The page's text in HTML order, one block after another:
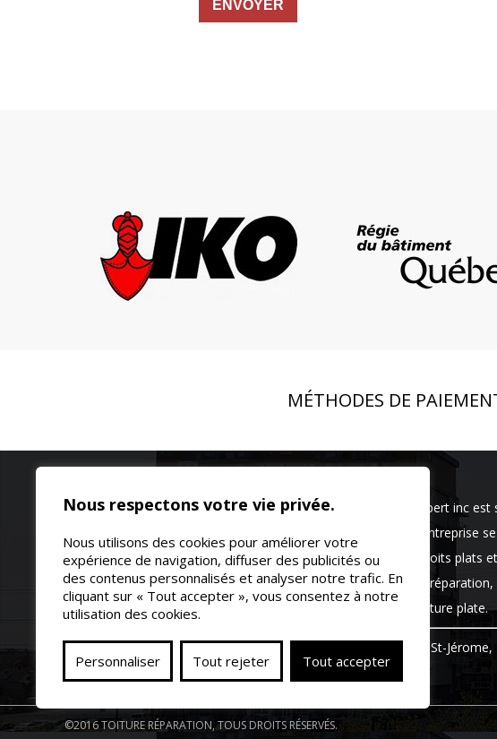
MÉTHODES DE
514-838-5005
INFO@TOITUREPLATE.CA
Toiture Réparexpert inc
saisons. Notre entreprise
soudée sur des toits plats
qualifiée dans la
neuf de votre toiture plate.
Montreal, Laval, St-
©2016 TOITURE RÉPARATION, TOUS DROITS RÉSERVÉS.
Nous respectons votre vie privée.
Nous utilisons des cookies pour améliorer votre
expérience de navigation, diffuser des publicités ou
des contenus personnalisés et analyser notre trafic. En
cliquant sur « Tout accepter », vous consentez à notre
utilisation des cookies.
Personnaliser Tout rejeter Tout accepter